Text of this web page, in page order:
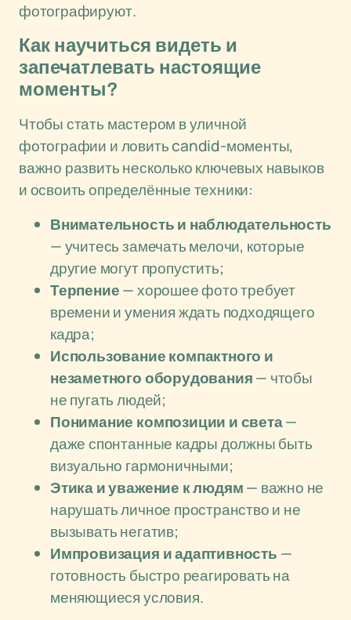
фотографируют.
Как научиться видеть и
запечатлевать настоящие
моменты?
Чтобы стать мастером в уличной
фотографии и ловить candid-моменты,
важно развить несколько ключевых навыков
и освоить определённые техники:
Внимательность и наблюдательность
— учитесь замечать мелочи, которые
другие могут пропустить;
Терпение— хорошее фото требует
времени и умения ждать подходящего
кадра;
Использование компактного и
незаметного оборудования— чтобы
не пугать людей;
Понимание композиции и света—
даже спонтанные кадры должны быть
визуально гармоничными;
Этика и уважение к людям— важно не
нарушать личное пространство и не
вызывать негатив;
Импровизация и адаптивность —
готовность быстро реагировать на
меняющиеся условия.